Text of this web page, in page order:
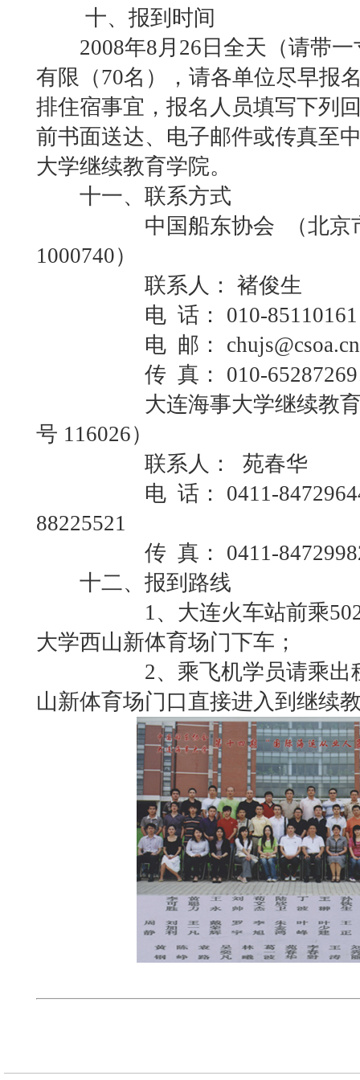
十、报到时间
2008年8月26日全天（请带一
有限（70名），请各单位尽早报
排住宿事宜，报名人员填写下列
前书面送达、电子邮件或传真至
大学继续教育学院。
十一、联系方式
中国船东协会 （北京市
1000740）
联系人： 褚俊生
电 话： 010-85110161
电 邮： chujs@csoa.cn
传 真： 010-65287269、
大连海事大学继续教育学
号 116026）
联系人： 苑春华
电 话： 0411-84729644
88225521
传 真： 0411-
十二、报到路线
1、大连火车站前乘502小
大学西山新体育场门下车；
2、乘飞机学员请乘出租
山新体育场门口直接进入到继续